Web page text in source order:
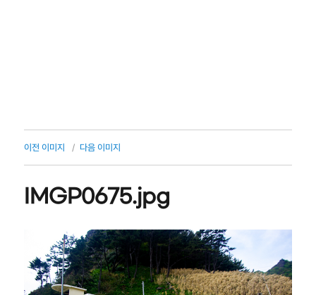
이전 이미지 다음 이미지
IMGP0675.jpg